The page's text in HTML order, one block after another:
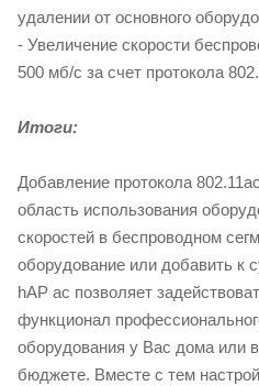
удалении от основного
- Увеличение скорости
500 мб/с за счет протокола
Итоги:
Добавление протокола
область использования
скоростей в беспроводном
оборудование или добавить
hAP ac позволяет
функционал
оборудования у Вас дома или
бюджете. Вместе с тем